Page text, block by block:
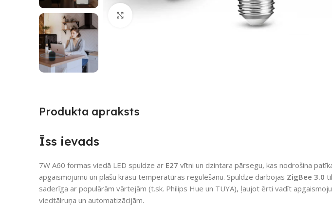
Produkta apraksts
Īss ievads
7W A60 formas viedā LED spuldze ar E27 vītni un dzintara pārsegu, kas nodrošina
apgaismojumu un plašu krāsu temperatūras regulēšanu. Spuldze darbojas ZigBee 3.0
saderīga ar populārām vārtejām (t.sk. Philips Hue un TUYA), ļaujot ērti vadīt
viedtālruņa un automatizācijām.